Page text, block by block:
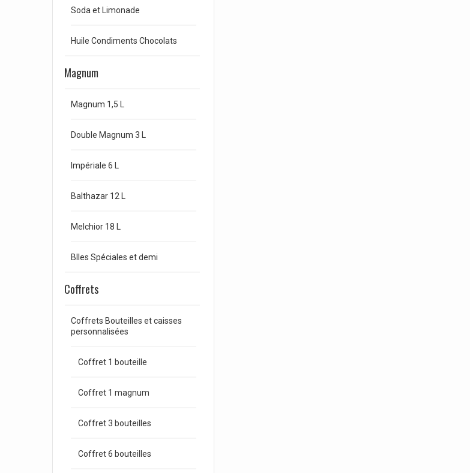
Soda et Limonade
Huile Condiments Chocolats
Magnum
Magnum 1,5 L
Double Magnum 3 L
Impériale 6 L
Balthazar 12 L
Melchior 18 L
Blles Spéciales et demi
Coffrets
Coffrets Bouteilles et caisses
personnalisées
Coffret 1 bouteille
Coffret 1 magnum
Coffret 3 bouteilles
Coffret 6 bouteilles